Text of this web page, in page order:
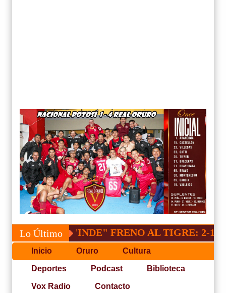
Lo Último
"INDE" FRENO AL TIGRE: 2-1
Inicio Oruro Cultura
Deportes Podcast Biblioteca
Vox Radio Contacto